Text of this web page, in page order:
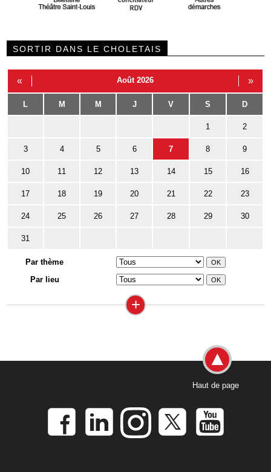
SORTIR DANS LE CHOLETAIS
« Août 2026 »
L M M J V S D
1 2
3 4 5 6 7 8 9
10 11 12 13 14 15 16
17 18 19 20 21 22 23
24 25 26 27 28 29 30
31
Par thème
Par lieu
+
Haut de page